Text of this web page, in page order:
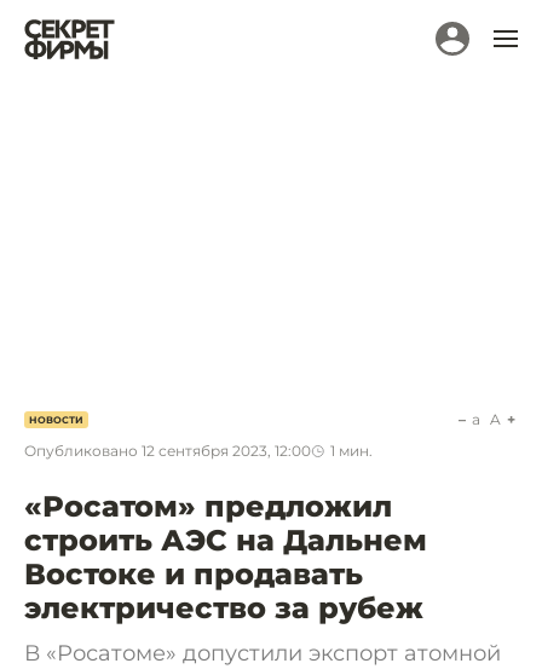
НОВОСТИ
Опубликовано 12 сентября 2023, 12:00 1 мин.
a A
«Росатом» предложил
строить АЭС на Дальнем
Востоке и продавать
электричество за рубеж
В «Росатоме» допустили экспорт атомной